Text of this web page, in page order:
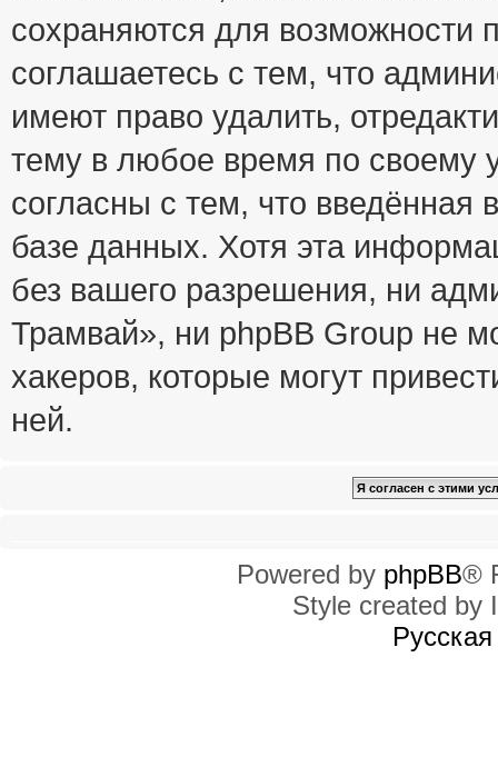
сохраняются для возможности
соглашаетесь с тем, что
имеют право удалить,
тему в любое время по своему
согласны с тем, что
базе данных. Хотя эта
без вашего разрешения, ни
Трамвай», ни phpBB Group не
хакеров, которые могут
ней.
Powered by phpBB®
Style created by